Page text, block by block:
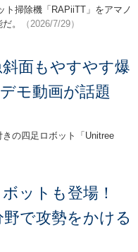
ト掃除機「RAPiiTT」をアマノ
。
（2026/7/29）
面もやすやす爆
モ動画が話題
の四足ロボット「Unitree
ボットも登場！
で攻勢をかける